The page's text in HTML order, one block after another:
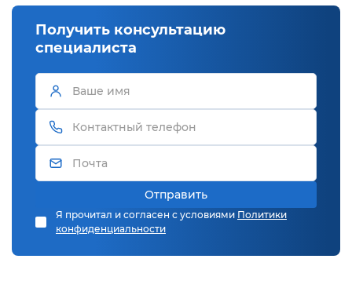
Получить консультацию
специалиста
Отправить
Я прочитал и согласен с условиями Политики
конфиденциальности